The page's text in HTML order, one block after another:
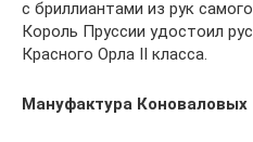
с бриллиантами из рук
Король Пруссии удостоил
Красного Орла II класса.
Мануфактура Коноваловых